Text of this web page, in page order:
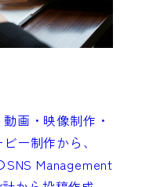
画・映像制作・
ー制作から、
SNS Management